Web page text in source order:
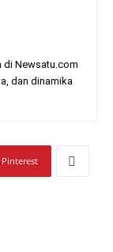
di Newsatu.com
dan dinamika
Pinterest